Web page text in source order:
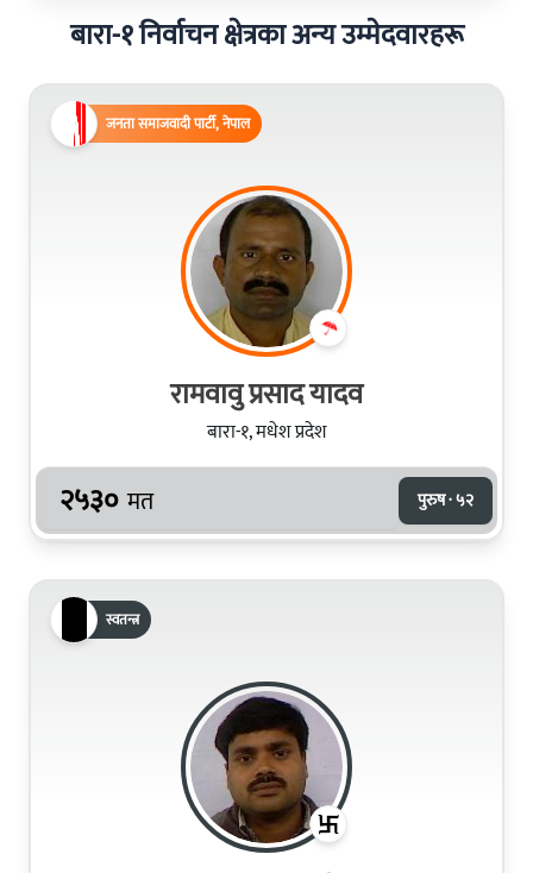
बारा-१ निर्वाचन क्षेत्रका अन्य उम्मेदवारहरू
जनता समाजवादी पार्टी, नेपाल
रामवावु प्रसाद यादव
बारा-१, मधेश प्रदेश
२५३० मत पुरुष · ५२
स्वतन्त्र